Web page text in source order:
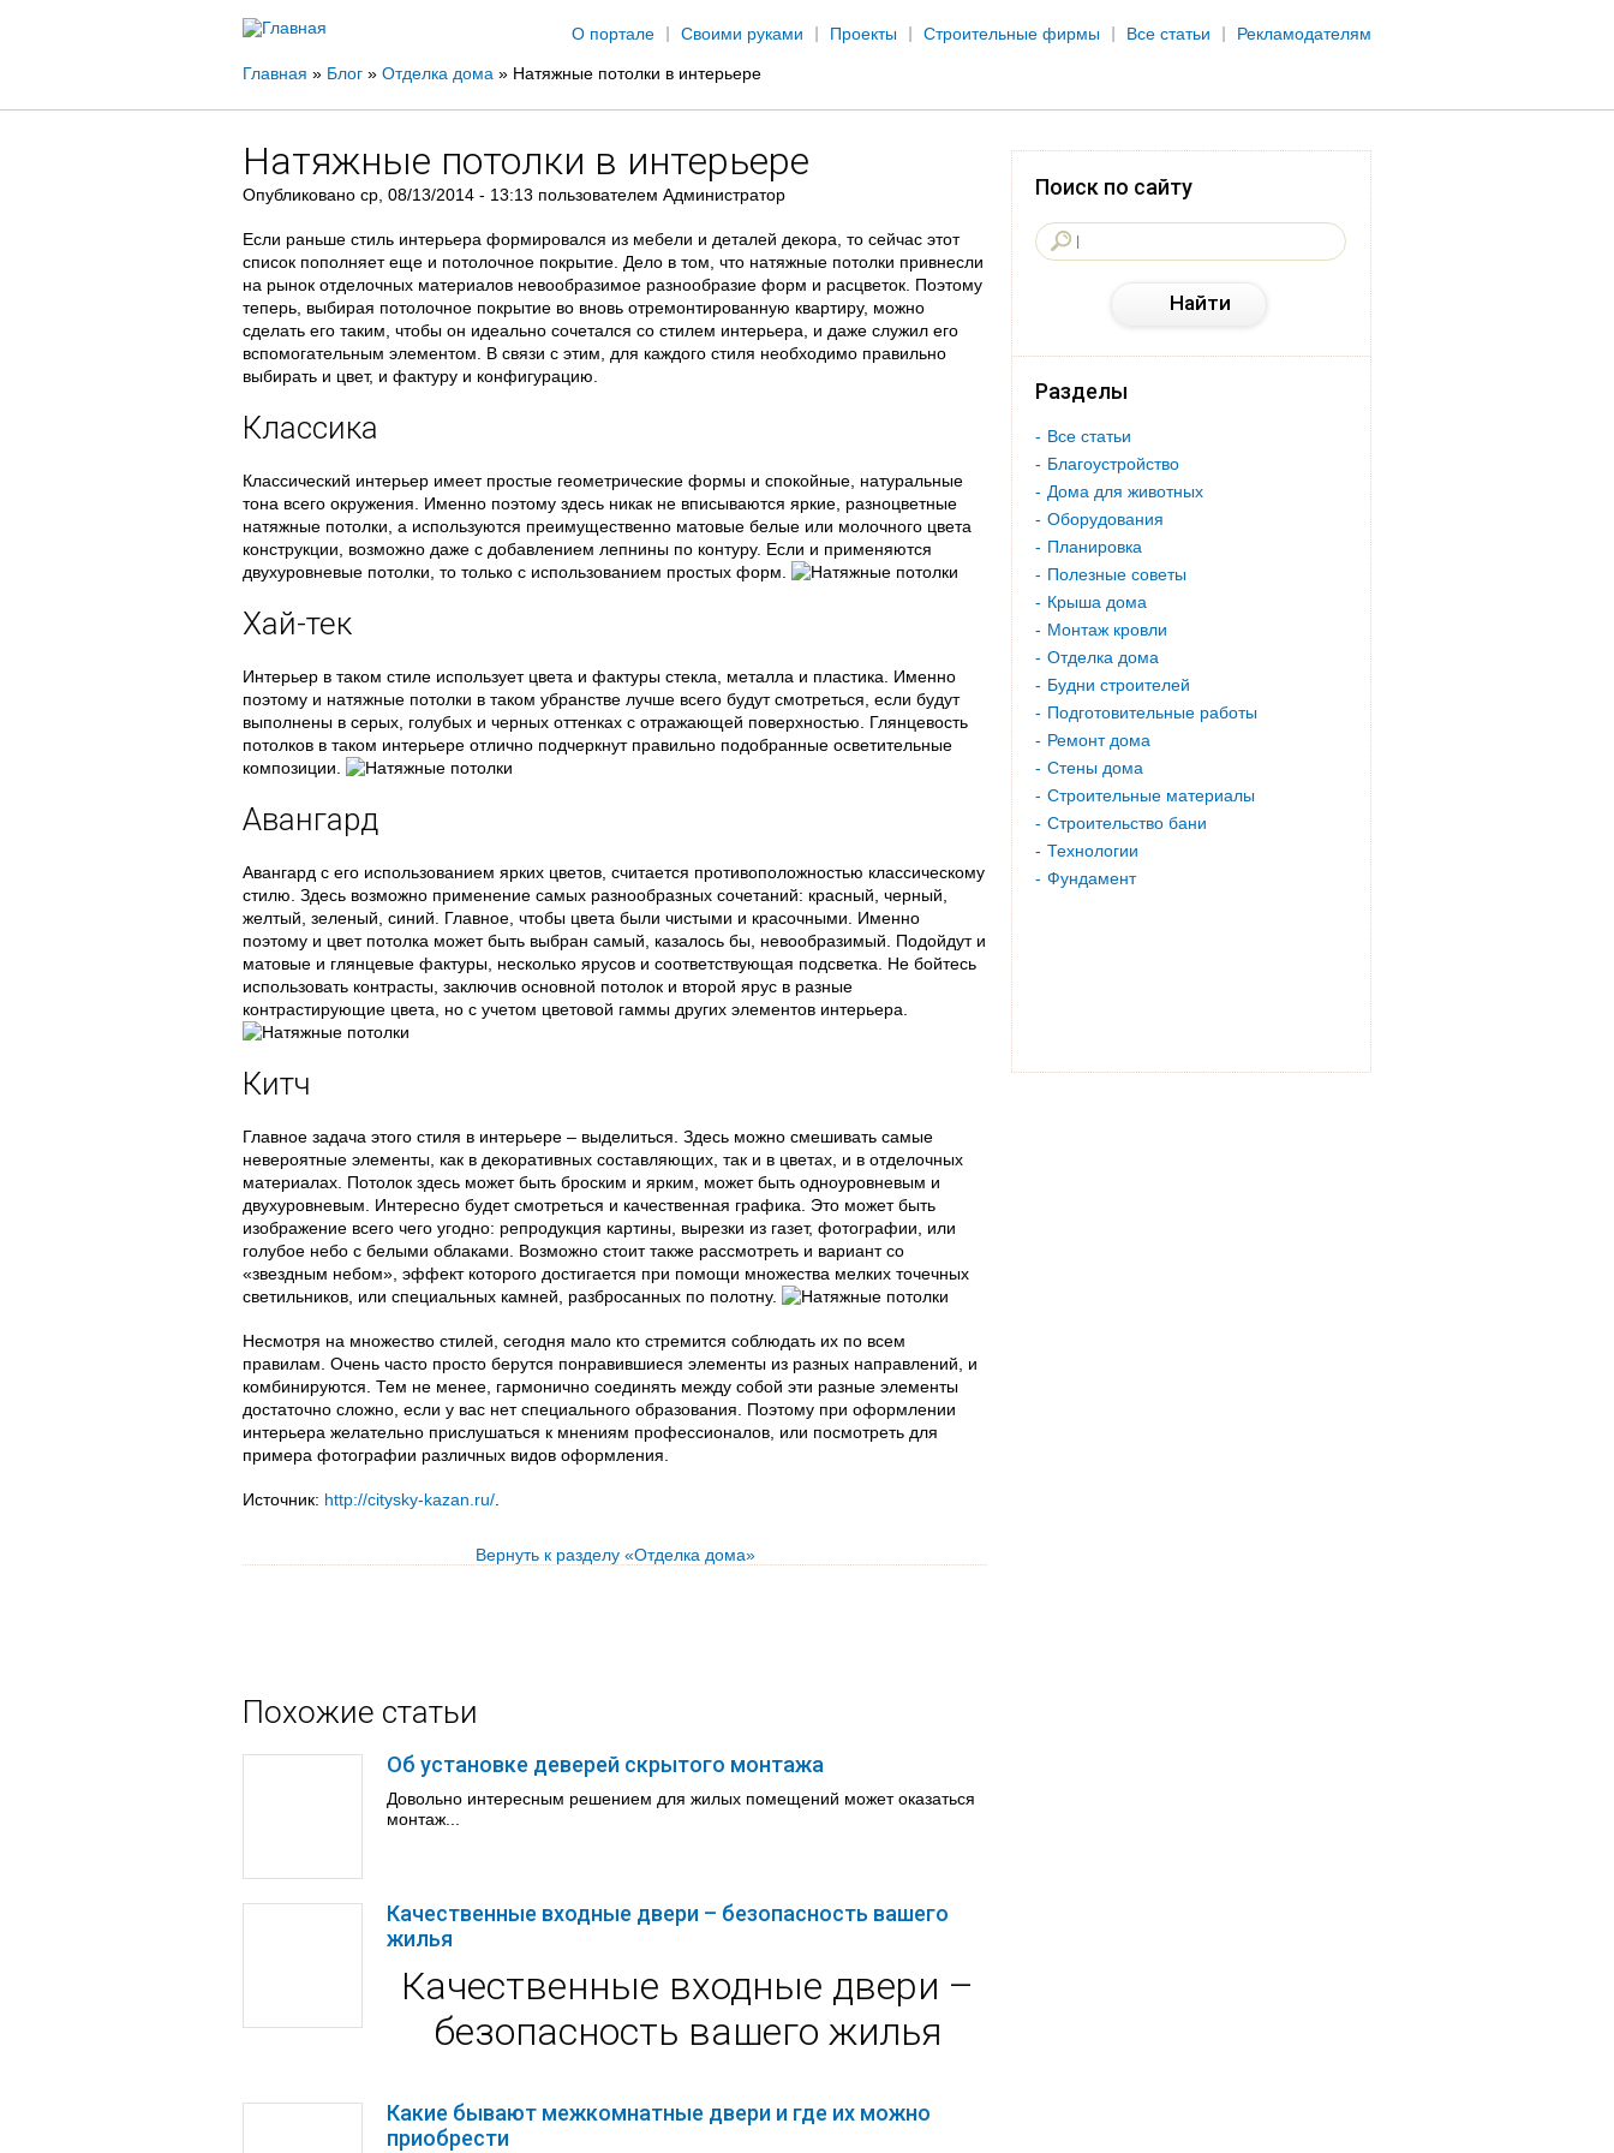
О портале
Своими руками Проекты Строительные фирмы Все статьи Рекламодателям
Вы
здесь
Главная » Блог » Отделка дома » Натяжные потолки в интерьере
Натяжные потолки в интерьере
Опубликовано ср, 08/13/2014 - 13:13 пользователем Администратор
Если раньше стиль интерьера формировался из мебели и деталей декора, то сейчас этот
список пополняет еще и потолочное покрытие. Дело в том, что натяжные потолки привнесли
на рынок отделочных материалов невообразимое разнообразие форм и расцветок. Поэтому
теперь, выбирая потолочное покрытие во вновь отремонтированную квартиру, можно
сделать его таким, чтобы он идеально сочетался со стилем интерьера, и даже служил его
вспомогательным элементом. В связи с этим, для каждого стиля необходимо правильно
выбирать и цвет, и фактуру и конфигурацию.
Классика
Классический интерьер имеет простые геометрические формы и спокойные, натуральные
тона всего окружения. Именно поэтому здесь никак не вписываются яркие, разноцветные
натяжные потолки, а используются преимущественно матовые белые или молочного цвета
конструкции, возможно даже с добавлением лепнины по контуру. Если и применяются
двухуровневые потолки, то только с использованием простых форм.
Хай-тек
Интерьер в таком стиле использует цвета и фактуры стекла, металла и пластика. Именно
поэтому и натяжные потолки в таком убранстве лучше всего будут смотреться, если будут
выполнены в серых, голубых и черных оттенках с отражающей поверхностью. Глянцевость
потолков в таком интерьере отлично подчеркнут правильно подобранные осветительные
композиции.
Авангард
Авангард с его использованием ярких цветов, считается противоположностью классическому
стилю. Здесь возможно применение самых разнообразных сочетаний: красный, черный,
желтый, зеленый, синий. Главное, чтобы цвета были чистыми и красочными. Именно
поэтому и цвет потолка может быть выбран самый, казалось бы, невообразимый. Подойдут и
матовые и глянцевые фактуры, несколько ярусов и соответствующая подсветка. Не бойтесь
использовать контрасты, заключив основной потолок и второй ярус в разные
контрастирующие цвета, но с учетом цветовой гаммы других элементов интерьера.
Китч
Главное задача этого стиля в интерьере – выделиться. Здесь можно смешивать самые
невероятные элементы, как в декоративных составляющих, так и в цветах, и в отделочных
материалах. Потолок здесь может быть броским и ярким, может быть одноуровневым и
двухуровневым. Интересно будет смотреться и качественная графика. Это может быть
изображение всего чего угодно: репродукция картины, вырезки из газет, фотографии, или
голубое небо с белыми облаками. Возможно стоит также рассмотреть и вариант со
«звездным небом», эффект которого достигается при помощи множества мелких точечных
светильников, или специальных камней, разбросанных по полотну.
Несмотря на множество стилей, сегодня мало кто стремится соблюдать их по всем
правилам. Очень часто просто берутся понравившиеся элементы из разных направлений, и
комбинируются. Тем не менее, гармонично соединять между собой эти разные элементы
достаточно сложно, если у вас нет специального образования. Поэтому при оформлении
интерьера желательно прислушаться к мнениям профессионалов, или посмотреть для
примера фотографии различных видов оформления.
Источник: http://citysky-kazan.ru/
Вернуть к разделу «Отделка дома»
Похожие статьи
Об установке деверей скрытого монтажа
Довольно интересным решением для жилых помещений может оказаться
монтаж...
Качественные входные двери – безопасность вашего
жилья
Качественные входные двери –
безопасность вашего жилья
Какие бывают межкомнатные двери и где их можно
приобрести
Поиск по сайту
Разделы
Все статьи
Благоустройство
Дома для животных
Оборудования
Планировка
Полезные советы
Крыша дома
Монтаж кровли
Отделка дома
Будни строителей
Подготовительные работы
Ремонт дома
Стены дома
Строительные материалы
Строительство бани
Технологии
Фундамент